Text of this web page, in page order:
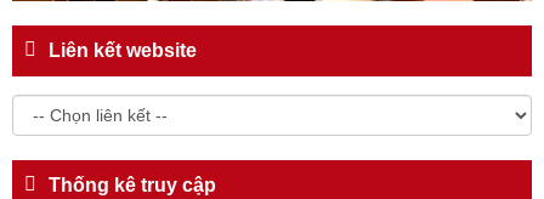
Liên kết website
Thống kê truy cập